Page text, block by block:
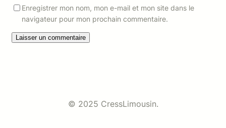
Enregistrer mon nom, mon e-mail et mon site dans le
navigateur pour mon prochain commentaire.
© 2025 CressLimousin.